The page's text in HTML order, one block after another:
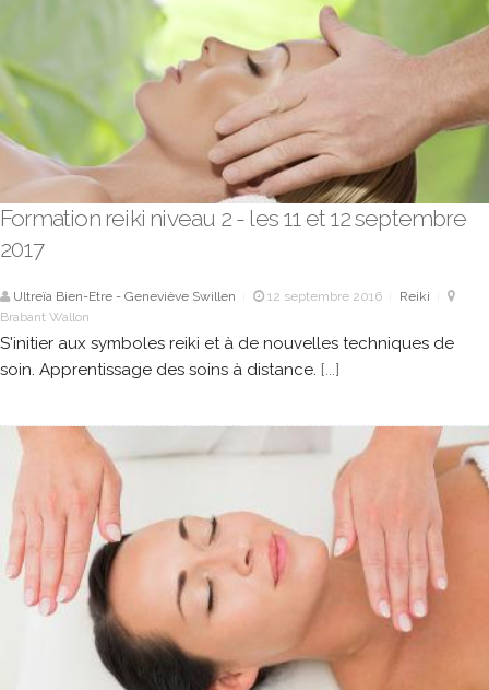
Formation reiki niveau 2 - les 11 et 12 septembre
2017
Ultreïa Bien-Etre - Geneviève Swillen 12 septembre 2016 Reiki
Brabant Wallon
S'initier aux symboles reiki et à de nouvelles techniques de
soin. Apprentissage des soins à distance. [...]